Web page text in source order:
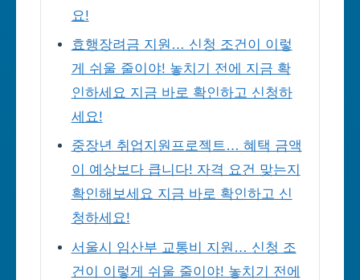
요!
효행장려금 지원… 신청 조건이 이렇
게 쉬울 줄이야! 놓치기 전에 지금 확
인하세요 지금 바로 확인하고 신청하
세요!
중장년 취업지원프로젝트… 혜택 금액
이 예상보다 큽니다! 자격 요건 맞는지
확인해보세요 지금 바로 확인하고 신
청하세요!
서울시 임산부 교통비 지원… 신청 조
건이 이렇게 쉬울 줄이야! 놓치기 전에